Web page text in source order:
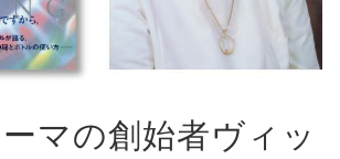
マの創始者ヴィッ